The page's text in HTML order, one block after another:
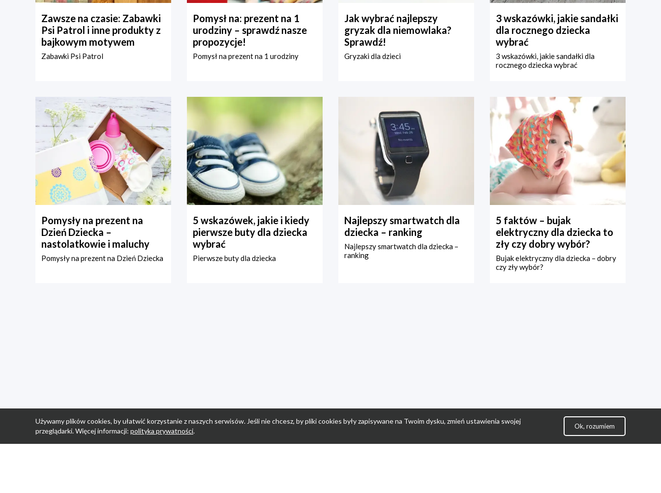
Zawsze na czasie: Zabawki
Psi Patrol i inne produkty z
bajkowym motywem
Zabawki Psi Patrol
Pomysł na: prezent na 1
urodziny – sprawdź nasze
propozycje!
Pomysł na prezent na 1 urodziny
Jak wybrać najlepszy
gryzak dla niemowlaka?
Sprawdź!
Gryzaki dla dzieci
3 wskazówki, jakie sandałki
dla rocznego dziecka
wybrać
3 wskazówki, jakie sandałki dla
rocznego dziecka wybrać
Pomysły na prezent na
Dzień Dziecka –
nastolatkowie i maluchy
Pomysły na prezent na Dzień Dziecka
5 wskazówek, jakie i kiedy
pierwsze buty dla dziecka
wybrać
Pierwsze buty dla dziecka
Najlepszy smartwatch dla
dziecka – ranking
Najlepszy smartwatch dla dziecka –
ranking
5 faktów – bujak
elektryczny dla dziecka to
zły czy dobry wybór?
Bujak elektryczny dla dziecka – dobry
czy zły wybór?
Używamy plików cookies, by ułatwić korzystanie z naszych serwisów. Jeśli nie chcesz, by pliki cookies były zapisywane na Twoim dysku, zmień ustawienia swojej
przeglądarki. Więcej informacji: polityka prywatności.
Ok, rozumiem